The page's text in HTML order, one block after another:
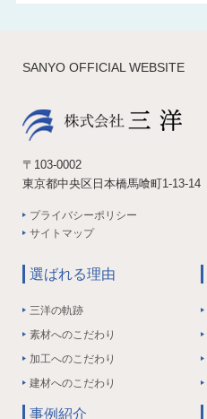
SANYO OFFICIAL WEBSITE
〒103-0002
東京都中央区日本橋馬喰町1-13-14
プライバシーポリシー
サイトマップ
選ばれる理由
三洋の軌跡
素材へのこだわり
加工へのこだわり
建材へのこだわり
事例紹介